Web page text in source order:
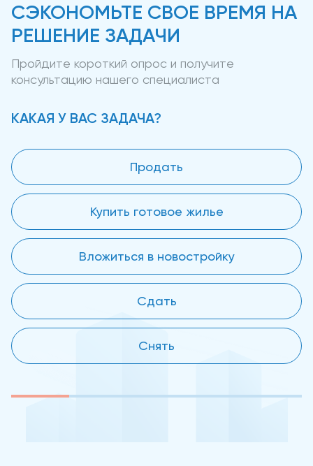
СЭКОНОМЬТЕ СВОЕ ВРЕМЯ НА
РЕШЕНИЕ ЗАДАЧИ
Пройдите короткий опрос и получите
консультацию нашего специалиста
КАКАЯ У ВАС ЗАДАЧА?
Продать
Купить готовое жилье
Вложиться в новостройку
Сдать
Снять